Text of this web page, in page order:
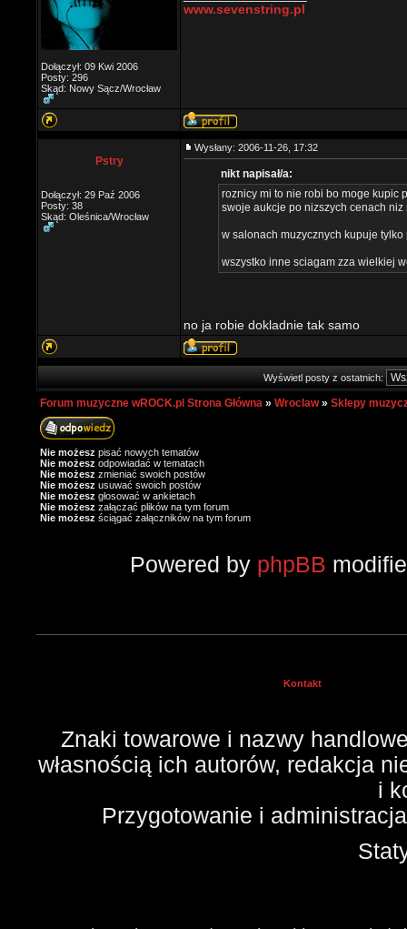
Dołączył: 09 Kwi 2006
Posty: 296
Skąd: Nowy Sącz/Wrocław
www.sevenstring.pl
Pstry
Dołączył: 29 Paź 2006
Posty: 38
Skąd: Oleśnica/Wrocław
Wysłany: 2006-11-26, 17:32
nikt napisał/a:
roznicy mi to nie robi bo moge kupic
swoje aukcje po nizszych cenach
w salonach muzycznych kupuje
wszystko inne sciagam zza wielkiej
no ja robie dokladnie tak samo
Wyświetl posty z ostatnich:
Forum muzyczne wROCK.pl Strona Główna » Wroclaw» Sklepy
Nie możesz pisać nowych tematów
Nie możesz odpowiadać w tematach
Nie możesz zmieniać swoich postów
Nie możesz usuwać swoich postów
Nie możesz głosować w ankietach
Nie możesz załączać plików na tym forum
Nie możesz ściągać załączników na tym forum
Powered by phpBB
Kontakt
Znaki towarowe i nazwy
własnością ich autorów, redakcja
i
Przygotowanie i